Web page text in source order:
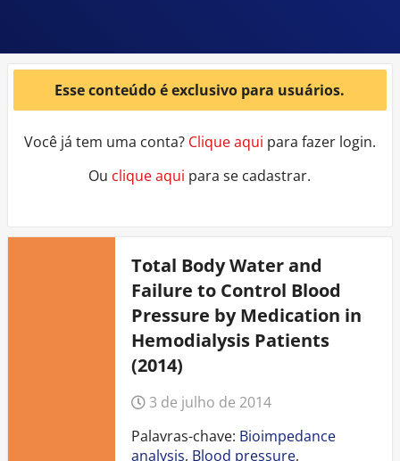
Esse conteúdo é exclusivo para usuários.
Você já tem uma conta? Clique aqui para fazer login.
Ou clique aqui para se cadastrar.
Total Body Water and
Failure to Control Blood
Pressure by Medication in
Hemodialysis Patients
(2014)
3 de julho de 2014
Palavras-chave: Bioimpedance
analysis, Blood pressure,